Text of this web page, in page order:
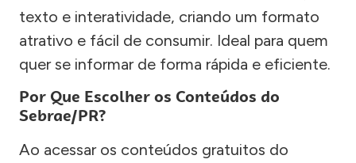
texto e interatividade, criando um formato
atrativo e fácil de consumir. Ideal para quem
quer se informar de forma rápida e eficiente.
Por Que Escolher os Conteúdos do
Sebrae/PR?
Ao acessar os conteúdos gratuitos do